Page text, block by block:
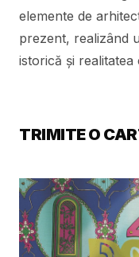
elemente de
prezent, realizând
istorică și realitatea
TRIMITE O